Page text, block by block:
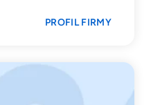
PROFIL FIRMY